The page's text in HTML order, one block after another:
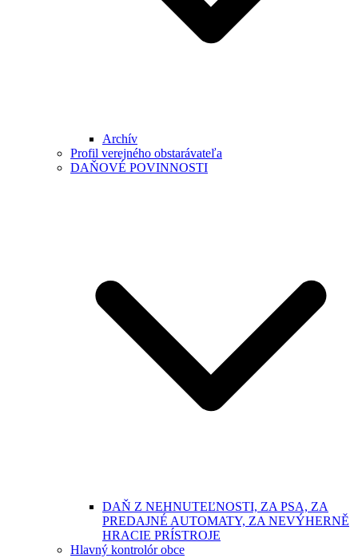
Archív
Profil verejného obstarávateľa
DAŇOVÉ POVINNOSTI
DAŇ Z NEHNUTEĽNOSTI, ZA PSA, ZA
PREDAJNÉ AUTOMATY, ZA NEVÝHERNĚ
HRACIE PRÍSTROJE
Hlavný kontrolór obce